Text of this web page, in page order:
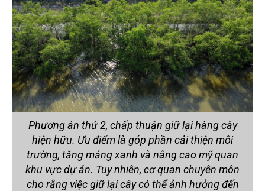
Phương án thứ 2, chấp thuận giữ lại hàng cây
hiện hữu. Ưu điểm là góp phần cải thiện môi
trường, tăng mảng xanh và nâng cao mỹ quan
khu vực dự án. Tuy nhiên, cơ quan chuyên môn
cho rằng việc giữ lại cây có thể ảnh hưởng đến